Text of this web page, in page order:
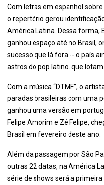
Com letras em espanhol
o repertório gerou
América Latina. Dessa forma,
ganhou espaço até no Brasil,
sucesso que lá fora -- o país
astros do pop latino, que
Com a música “DTMF”, o
paradas brasileiras com uma
ganhou uma versão em
Felipe Amorim e Zé Felipe,
Brasil em fevereiro deste ano.
Além da passagem por São
outras 22 datas, na América
série de shows será a